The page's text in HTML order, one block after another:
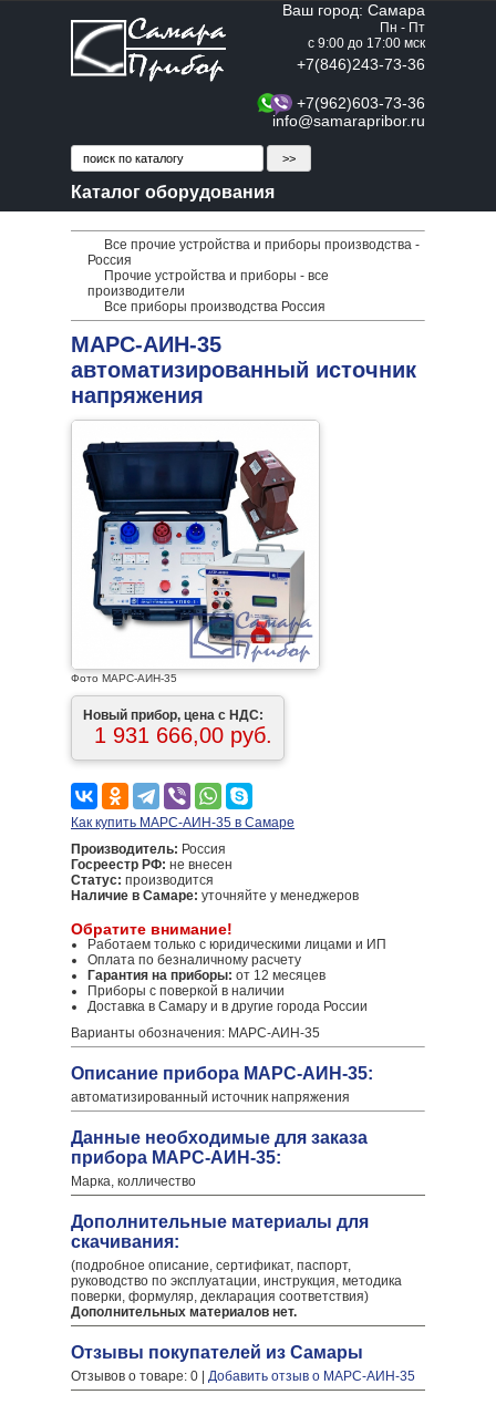
Ваш город: Самара
Пн - Пт
с 9:00 до 17:00 мск
+7(846)243-73-36
+7(962)603-73-36
info@samarapribor.ru
Каталог оборудования
Все прочие устройства и приборы производства -
Россия
Прочие устройства и приборы - все
производители
Все приборы производства Россия
МАРС-АИН-35
автоматизированный источник
напряжения
Фото МАРС-АИН-35
Новый прибор, цена с НДС:
1 931 666,00 руб.
Как купить МАРС-АИН-35 в Самаре
Производитель: Россия
Госреестр РФ: не внесен
Статус: производится
Наличие в Самаре: уточняйте у менеджеров
Обратите внимание!
Работаем только с юридическими лицами и ИП
Оплата по безналичному расчету
Гарантия на приборы: от 12 месяцев
Приборы с поверкой в наличии
Доставка в Самару и в другие города России
Варианты обозначения: МАРС-АИН-35
Описание прибора МАРС-АИН-35:
автоматизированный источник напряжения
Данные необходимые для заказа
прибора МАРС-АИН-35:
Марка, колличество
Дополнительные материалы для
скачивания:
(подробное описание, сертификат, паспорт,
руководство по эксплуатации, инструкция, методика
поверки, формуляр, декларация соответствия)
Дополнительных материалов нет.
Отзывы покупателей из Самары
Отзывов о товаре: 0 | Добавить отзыв о МАРС-АИН-35